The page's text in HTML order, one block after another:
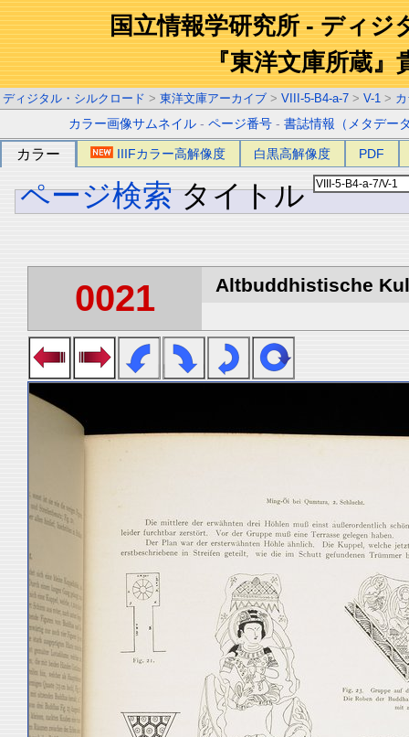
国立情報学研究所 - ディジ
『東洋文庫所蔵』
ディジタル・シルクロード > 東洋文庫アーカイブ > VIII-5-B4-a-7 > V-1 >
カラー画像サムネイル -ページ番号 -書誌情報（メタデー
カラー IIIFカラー高解像度 白黒高解像度 PDF
ページ検索 タイトル
0021 Altbuddhistische